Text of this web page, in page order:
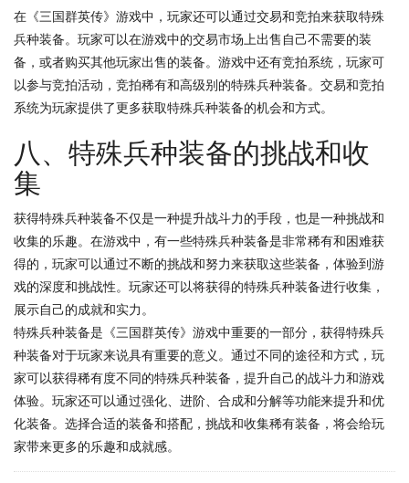
在《三国群英传》游戏中，玩家还可以通过交易和竞拍来获取特殊
兵种装备。玩家可以在游戏中的交易市场上出售自己不需要的装
备，或者购买其他玩家出售的装备。游戏中还有竞拍系统，玩家可
以参与竞拍活动，竞拍稀有和高级别的特殊兵种装备。交易和竞拍
系统为玩家提供了更多获取特殊兵种装备的机会和方式。
八、特殊兵种装备的挑战和收
集
获得特殊兵种装备不仅是一种提升战斗力的手段，也是一种挑战和
收集的乐趣。在游戏中，有一些特殊兵种装备是非常稀有和困难获
得的，玩家可以通过不断的挑战和努力来获取这些装备，体验到游
戏的深度和挑战性。玩家还可以将获得的特殊兵种装备进行收集，
展示自己的成就和实力。
特殊兵种装备是《三国群英传》游戏中重要的一部分，获得特殊兵
种装备对于玩家来说具有重要的意义。通过不同的途径和方式，玩
家可以获得稀有度不同的特殊兵种装备，提升自己的战斗力和游戏
体验。玩家还可以通过强化、进阶、合成和分解等功能来提升和优
化装备。选择合适的装备和搭配，挑战和收集稀有装备，将会给玩
家带来更多的乐趣和成就感。